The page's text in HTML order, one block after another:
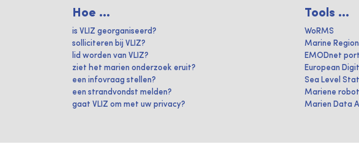
Hoe ...
is VLIZ georganiseerd?
solliciteren bij VLIZ?
lid worden van VLIZ?
ziet het marien onderzoek eruit?
een infovraag stellen?
een strandvondst melden?
gaat VLIZ om met uw privacy?
Tools ...
WoRMS
Marine
EMODnet
European
Sea Level
Mariene
Marien Data